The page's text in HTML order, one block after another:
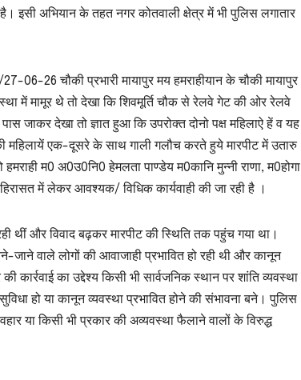
है। इसी अभियान के तहत नगर कोतवाली क्षेत्र में भी पुलिस लगातार
06-26 चौकी प्रभारी मायापुर मय हमराहीयान के चौकी मायापुर
में मामूर थे तो देखा कि शिवमूर्ति चौक से रेलवे गेट की ओर रेलवे
जाकर देखा तो ज्ञात हुआ कि उपरोक्त दोनो पक्ष महिलाऐ हें व यह
महिलायें एक-दूसरे के साथ गाली गलौच करते हुये मारपीट में उतारु
म0 अ0उ0नि0 हेमलता पाण्डेय म0कानि मुन्नी राणा, म0होगा
में लेकर आवश्यक/ विधिक कार्यवाही की जा रही है ।
थीं और विवाद बढ़कर मारपीट की स्थिति तक पहुंच गया था।
वाले लोगों की आवाजाही प्रभावित हो रही थी और कानून
कार्रवाई का उद्देश्य किसी भी सार्वजनिक स्थान पर शांति व्यवस्था
हो या कानून व्यवस्था प्रभावित होने की संभावना बने। पुलिस
या किसी भी प्रकार की अव्यवस्था फैलाने वालों के विरुद्ध